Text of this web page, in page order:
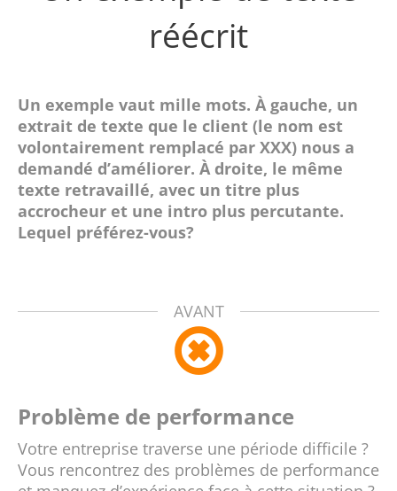
réécrit
Un exemple vaut mille mots. À gauche, un
extrait de texte que le client (le nom est
volontairement remplacé par XXX) nous a
demandé d’améliorer. À droite, le même
texte retravaillé, avec un titre plus
accrocheur et une intro plus percutante.
Lequel préférez-vous?
AVANT
Problème de performance
Votre entreprise traverse une période difficile ?
Vous rencontrez des problèmes de performance